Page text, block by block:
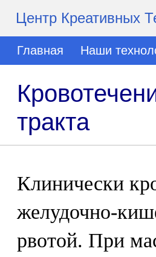
Центр Креативных
Главная Наши
тракта
Клинически
желудочно-
рвотой. При